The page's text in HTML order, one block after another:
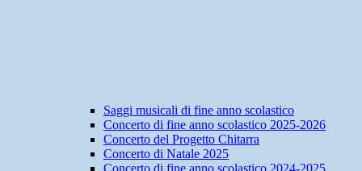
Saggi musicali di fine anno scolastico
Concerto di fine anno scolastico 2025-2026
Concerto del Progetto Chitarra
Concerto di Natale 2025